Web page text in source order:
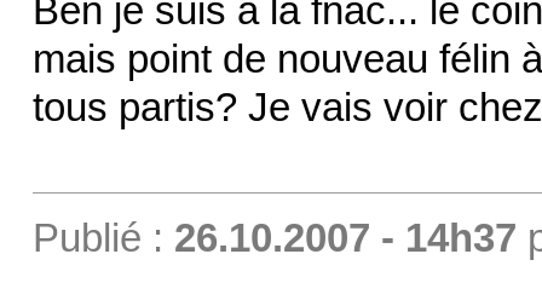
Ben je suis à la fnac... le
mais point de nouveau félin
tous partis? Je vais voir
Publié : 26.10.2007 - 14h37